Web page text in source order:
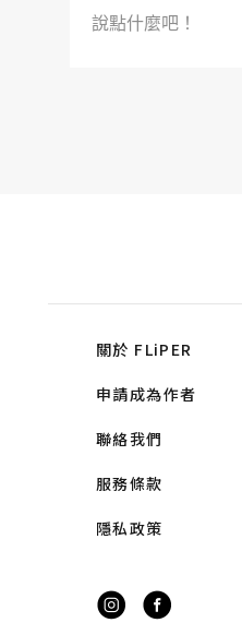
說點什麼吧！
關於 FLiPER
申請成為作者
聯絡我們
服務條款
隱私政策